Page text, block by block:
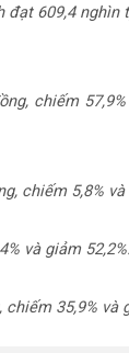
609,4 nghìn
chiếm
chiếm 5,8% và
và giảm 52,2%.
35,9% và